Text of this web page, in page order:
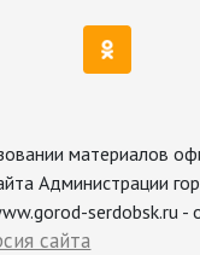
материалов
Администрации
serdobsk.ru -
сайта